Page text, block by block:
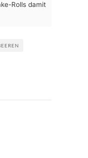
Rolls damit